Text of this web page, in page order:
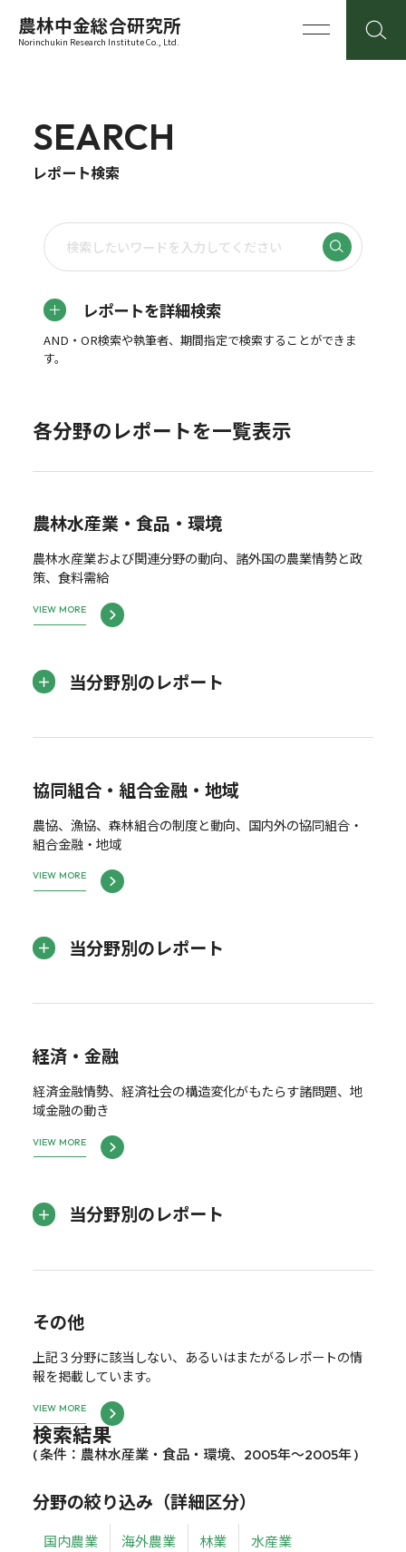
農林中金総合研究所
Norinchukin Research Institute Co., Ltd.
SEARCH
レポート検索
レポートを詳細検索
AND・OR検索や執筆者、期間指定で検索することができま
す。
各分野のレポートを一覧表示
農林水産業・食品・環境
農林水産業および関連分野の動向、諸外国の農業情勢と政
策、食料需給
VIEW MORE
当分野別のレポート
協同組合・組合金融・地域
農協、漁協、森林組合の制度と動向、国内外の協同組合・
組合金融・地域
VIEW MORE
当分野別のレポート
経済・金融
経済金融情勢、経済社会の構造変化がもたらす諸問題、地
域金融の動き
VIEW MORE
当分野別のレポート
その他
上記３分野に該当しない、あるいはまたがるレポートの情
報を掲載しています。
VIEW MORE
検索結果
( 条件：農林水産業・食品・環境、2005年～2005年 )
分野の絞り込み（詳細区分）
国内農業 海外農業 林業 水産業